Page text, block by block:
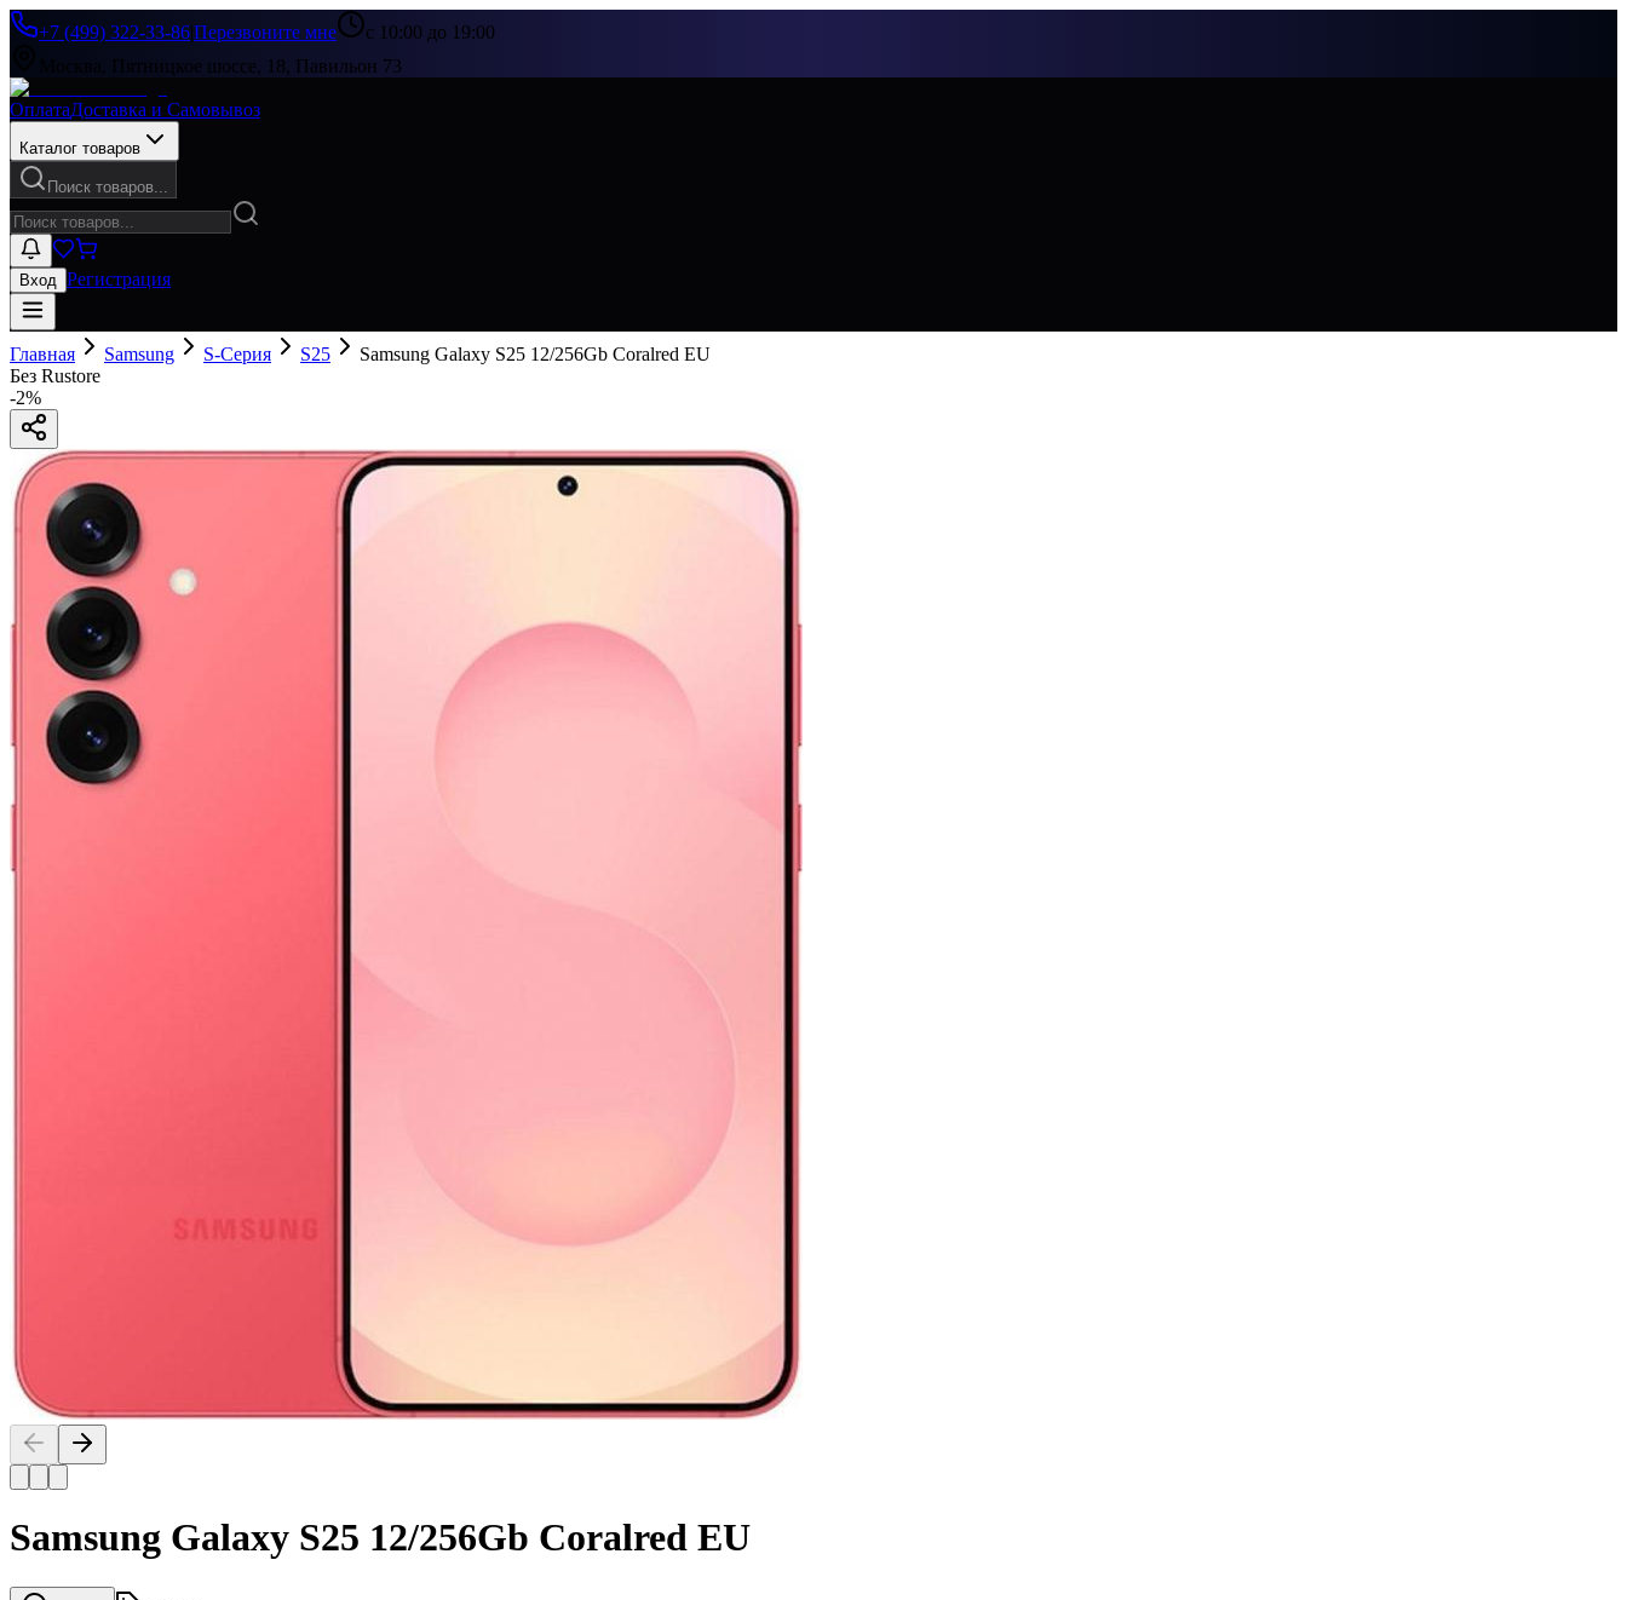
+7 (499) 322-33-86|Перезвоните мне
с 10:00 до 19:00
Москва, Пятницкое шоссе, 18, Павильон 73
ОплатаДоставка и Самовывоз
Каталог товаров
Поиск товаров...
Вход Регистрация
Главная Samsung S-Серия S25
Samsung Galaxy S25 12/256Gb Coralred EU
Без Rustore
-2%
Samsung Galaxy S25 12/256Gb Coralred EU